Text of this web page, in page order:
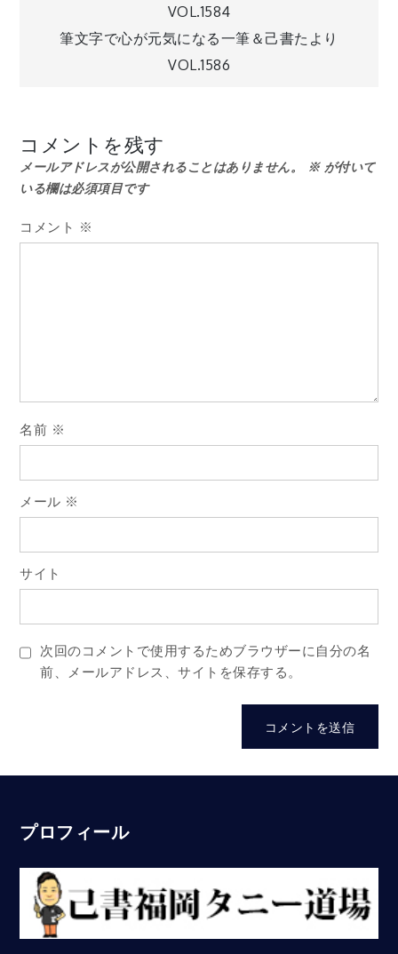
稿
ビ
ゲ
ー
VOL.1584
筆文字で心が元気になる一筆＆己書たより
VOL.1586
コメントを残す
メールアドレスが公開されることはありません。 ※が付いて
いる欄は必須項目です
コメント ※
名前 ※
メール ※
サイト
次回のコメントで使用するためブラウザーに自分の名
前、メールアドレス、サイトを保存する。
プロフィール